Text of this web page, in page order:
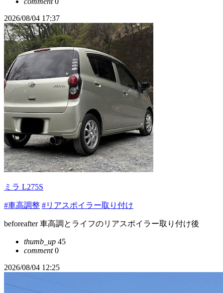
2026/08/04 17:37
ミラ L275S
#車高調整 #リアスポイラー取り付け
beforeafter 車高調とライフのリアスポイラー取り付け後
thumb_up 45
comment0
2026/08/04 12:25